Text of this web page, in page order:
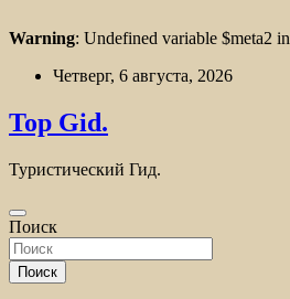
Warning: Undefined variable $meta2 in
Перейти
содержимому
Четверг, 6 августа, 2026
Top Gid.
Туристический Гид.
Поиск
Поиск